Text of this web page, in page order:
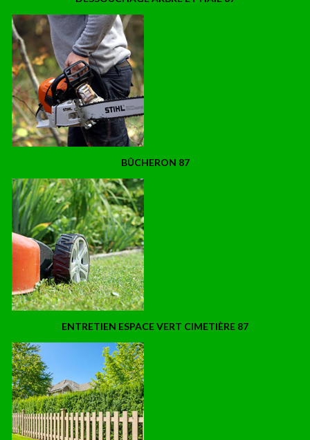
BÛCHERON 87
ENTRETIEN ESPACE VERT CIMETIÈRE 87